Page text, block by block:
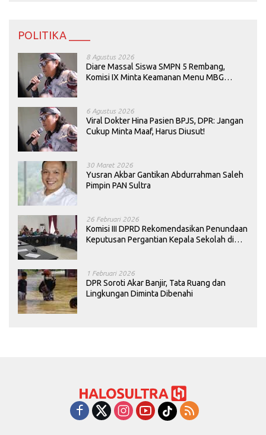
POLITIKA ____
8 Agustus 2026
Diare Massal Siswa SMPN 5 Rembang,
Komisi IX Minta Keamanan Menu MBG
6 Agustus 2026
Viral Dokter Hina Pasien BPJS, DPR: Jangan
Cukup Minta Maaf, Harus Diusut!
30 Maret 2026
Yusran Akbar Gantikan Abdurrahman Saleh
Pimpin PAN Sultra
26 Februari 2026
Komisi III DPRD Rekomendasikan Penundaan
Keputusan Pergantian Kepala Sekolah di
1 Februari 2026
DPR Soroti Akar Banjir, Tata Ruang dan
Lingkungan Diminta Dibenahi